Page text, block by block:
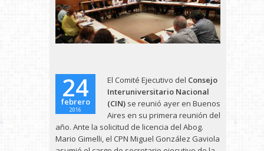
24
febrero
2016
El Comité Ejecutivo del Consejo
Interuniversitario Nacional
(CIN) se reunió ayer en Buenos
Aires en su primera reunión del
año. Ante la solicitud de licencia del Abog.
Mario Gimelli, el CPN Miguel González Gaviola